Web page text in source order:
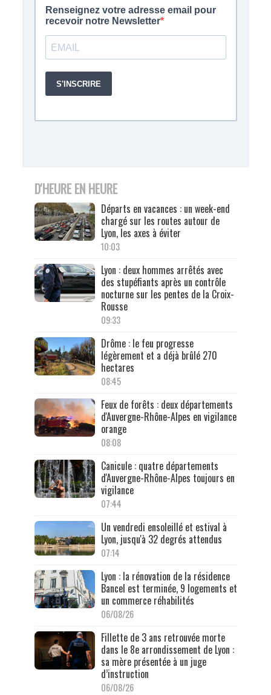
D'HEURE EN HEURE
Départs en vacances : un week-end
chargé sur les routes autour de
Lyon, les axes à éviter
10:03
Lyon : deux hommes arrêtés avec
des stupéfiants après un contrôle
nocturne sur les pentes de la Croix-
Rousse
09:33
Drôme : le feu progresse
légèrement et a déjà brûlé 270
hectares
08:45
Feux de forêts : deux départements
d'Auvergne-Rhône-Alpes en vigilance
orange
08:08
Canicule : quatre départements
d'Auvergne-Rhône-Alpes toujours en
vigilance
07:44
Un vendredi ensoleillé et estival à
Lyon, jusqu'à 32 degrés attendus
07:14
Lyon : la rénovation de la résidence
Bancel est terminée, 9 logements et
un commerce réhabilités
06/08/26
Fillette de 3 ans retrouvée morte
dans le 8e arrondissement de Lyon :
sa mère présentée à un juge
d’instruction
06/08/26